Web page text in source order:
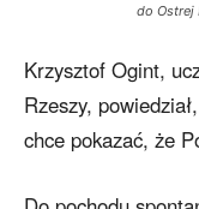
do Ostrej
Krzysztof Ogint,
Rzeszy,
chce pokazać, że